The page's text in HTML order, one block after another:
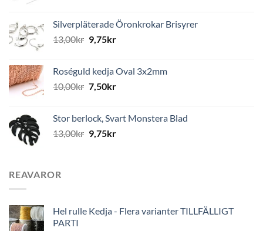
Silverpläterade Öronkrokar Brisyrer
13,00kr 9,75kr
Roséguld kedja Oval 3x2mm
10,00kr 7,50kr
Stor berlock, Svart Monstera Blad
13,00kr 9,75kr
REAVAROR
Hel rulle Kedja - Flera varianter TILLFÄLLIGT
PARTI